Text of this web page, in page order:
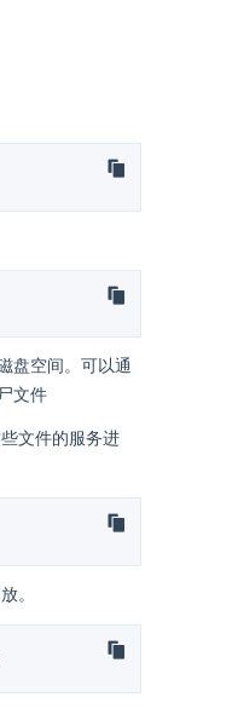
盘空间。可以通
文件
文件的服务进
。